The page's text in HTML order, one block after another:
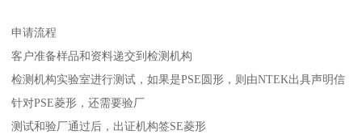
申请流程
客户准备样品和资料递交到检测机构
检测机构实验室进行测试，如果是PSE圆形，则由NTEK出具声明信
针对PSE菱形，还需要验厂
测试和验厂通过后，出证机构签SE菱形